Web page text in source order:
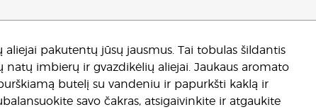
aliejai pakutentų jūsų jausmus. Tai tobulas šildantis
imbierų ir gvazdikėlių aliejai. Jaukaus aromato
butelį su vandeniu ir papurkšti kaklą ir
savo čakras, atsigaivinkite ir atgaukite